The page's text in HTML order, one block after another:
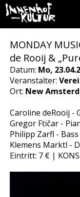
MONDAY
de Rooij &
Datum: Mo,
Veranstalter:
Ort: New
Caroline deRooij -
Gregor Ftičar -
Philipp Zarfl - Bass
Klemens Marktl -
Eintritt: 7 € |